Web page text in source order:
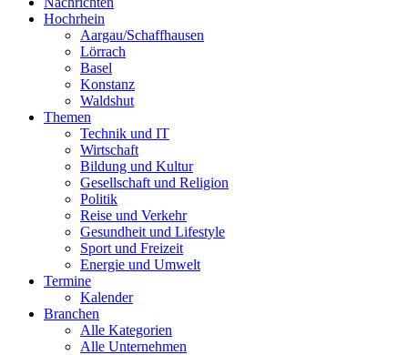
Hochrhein
Aargau/Schaffhausen
Lörrach
Basel
Konstanz
Waldshut
Themen
Technik und IT
Wirtschaft
Bildung und Kultur
Gesellschaft und Religion
Politik
Reise und Verkehr
Gesundheit und Lifestyle
Sport und Freizeit
Energie und Umwelt
Termine
Kalender
Branchen
Alle Kategorien
Alle Unternehmen